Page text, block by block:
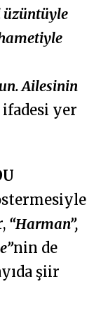
üzüntüyle
Ailesinin
ifadesi yer
“Harman”,
nin de
şiir